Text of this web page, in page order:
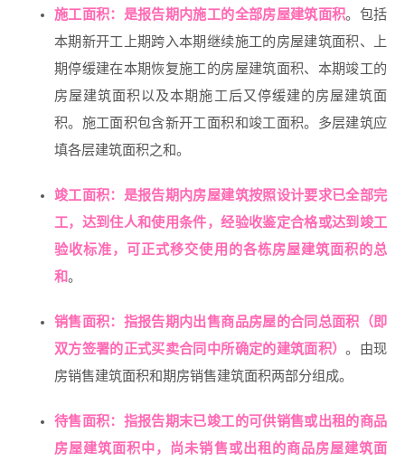
施工面积：是报告期内施工的全部房屋建筑面积。包括
本期新开工上期跨入本期继续施工的房屋建筑面积、上
期停缓建在本期恢复施工的房屋建筑面积、本期竣工的
房屋建筑面积以及本期施工后又停缓建的房屋建筑面
积。施工面积包含新开工面积和竣工面积。多层建筑应
填各层建筑面积之和。
竣工面积：是报告期内房屋建筑按照设计要求已全部完
工，达到住人和使用条件，经验收鉴定合格或达到竣工
验收标准，可正式移交使用的各栋房屋建筑面积的总
和。
销售面积：指报告期内出售商品房屋的合同总面积（即
双方签署的正式买卖合同中所确定的建筑面积）。由现
房销售建筑面积和期房销售建筑面积两部分组成。
待售面积：指报告期末已竣工的可供销售或出租的商品
房屋建筑面积中，尚未销售或出租的商品房屋建筑面